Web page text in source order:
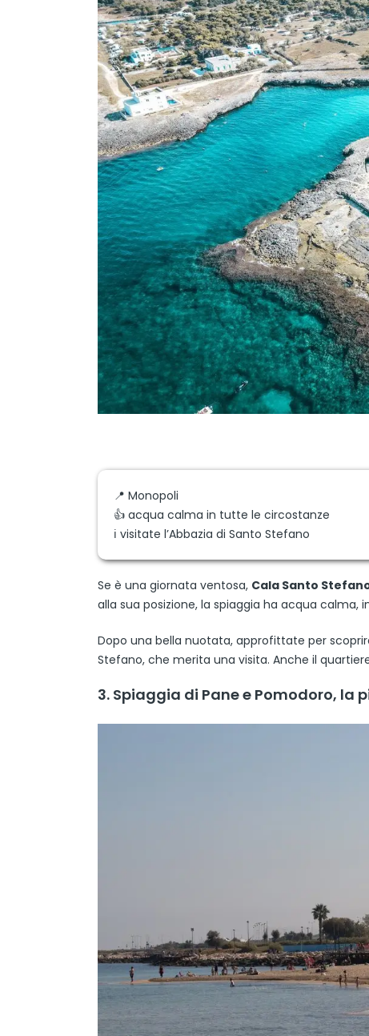
📍 Monopoli
👍 acqua calma in tutte le circostanze
ℹ️ visitate l’Abbazia di Santo Stefano
Se è una giornata ventosa, Cala Santo
alla sua posizione, la spiaggia ha acqua
Dopo una bella nuotata, approfittate per
Stefano, che merita una visita. Anche il
3. Spiaggia di Pane e Pomodoro, la